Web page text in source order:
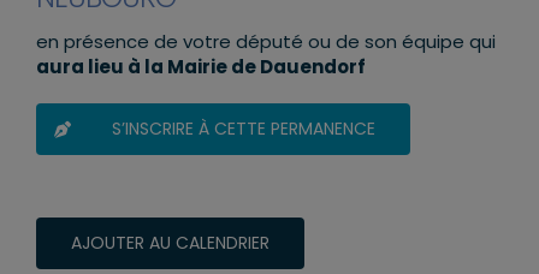
en présence de votre député ou de son équipe qui
aura lieu à la Mairie de Dauendorf
S’INSCRIRE À CETTE PERMANENCE
AJOUTER AU CALENDRIER